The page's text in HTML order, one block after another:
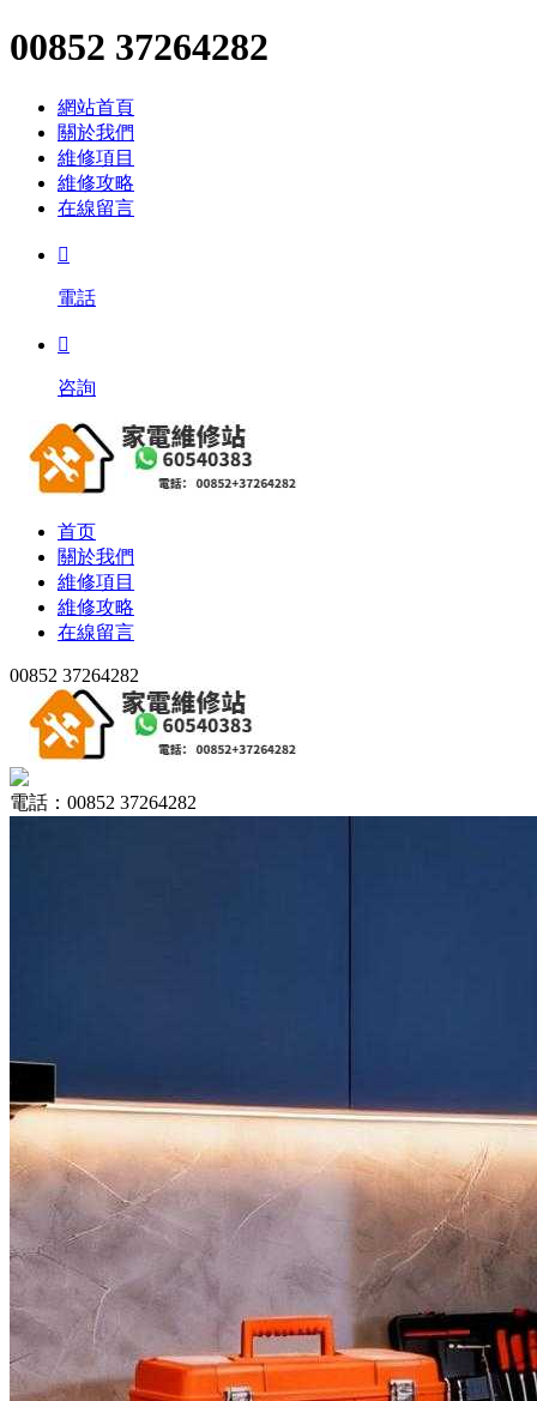
00852 37264282
網站首頁
關於我們
維修項目
維修攻略
在線留言

電話

咨詢
首页
關於我們
維修項目
維修攻略
在線留言
00852 37264282
電話：00852 37264282